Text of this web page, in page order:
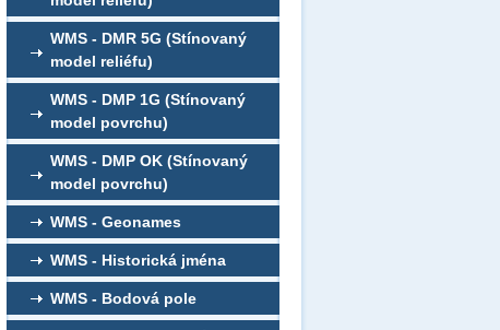
WMS - DMR 5G (Stínovaný
model reliéfu)
WMS - DMP 1G (Stínovaný
model povrchu)
WMS - DMP OK (Stínovaný
model povrchu)
WMS - Geonames
WMS - Historická jména
WMS - Bodová pole